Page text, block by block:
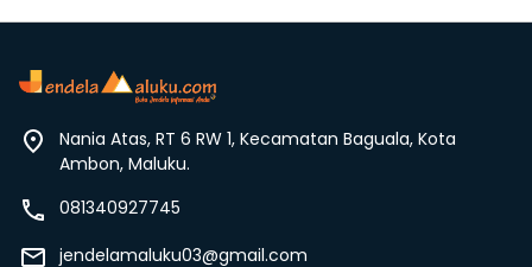
Nania Atas, RT 6 RW 1, Kecamatan Baguala, Kota
Ambon, Maluku.
081340927745
jendelamaluku03@gmail.com